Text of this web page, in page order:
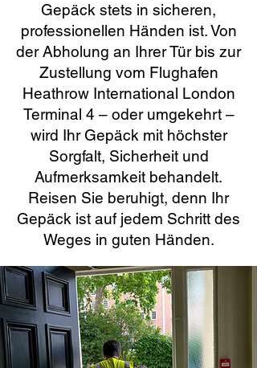
Gepäck stets in sicheren,
professionellen Händen ist. Von
der Abholung an Ihrer Tür bis zur
Zustellung vom Flughafen
Heathrow International London
Terminal 4 – oder umgekehrt –
wird Ihr Gepäck mit höchster
Sorgfalt, Sicherheit und
Aufmerksamkeit behandelt.
Reisen Sie beruhigt, denn Ihr
Gepäck ist auf jedem Schritt des
Weges in guten Händen.